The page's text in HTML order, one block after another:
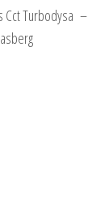
Cct Turbodysa –